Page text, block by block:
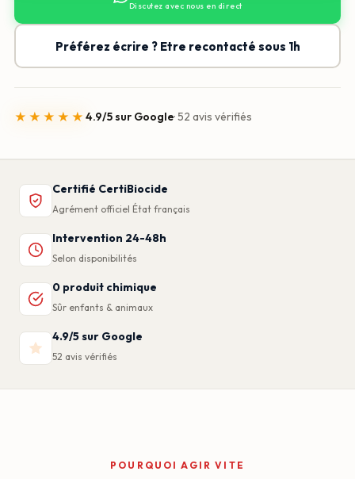
Discutez avec nous en direct
Préférez écrire ? Etre recontacté sous 1h
★★★★★ 4.9/5 sur Google· 52 avis vérifiés
Certifié CertiBiocide
Agrément officiel État français
Intervention 24-48h
Selon disponibilités
0 produit chimique
Sûr enfants & animaux
4.9/5 sur Google
52 avis vérifiés
POURQUOI AGIR VITE